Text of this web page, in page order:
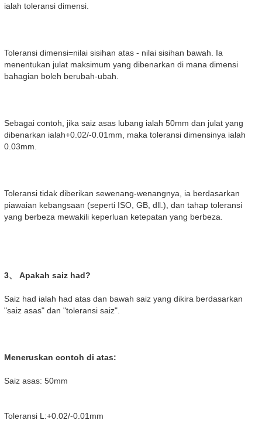
ialah toleransi dimensi.
Toleransi dimensi=nilai sisihan atas - nilai sisihan bawah. Ia
menentukan julat maksimum yang dibenarkan di mana dimensi
bahagian boleh berubah-ubah.
Sebagai contoh, jika saiz asas lubang ialah 50mm dan julat yang
dibenarkan ialah+0.02/-0.01mm, maka toleransi dimensinya ialah
0.03mm.
Toleransi tidak diberikan sewenang-wenangnya, ia berdasarkan
piawaian kebangsaan (seperti ISO, GB, dll.), dan tahap toleransi
yang berbeza mewakili keperluan ketepatan yang berbeza.
3、 Apakah saiz had?
Saiz had ialah had atas dan bawah saiz yang dikira berdasarkan
"saiz asas" dan "toleransi saiz".
Meneruskan contoh di atas:
Saiz asas: 50mm
Toleransi L:+0.02/-0.01mm